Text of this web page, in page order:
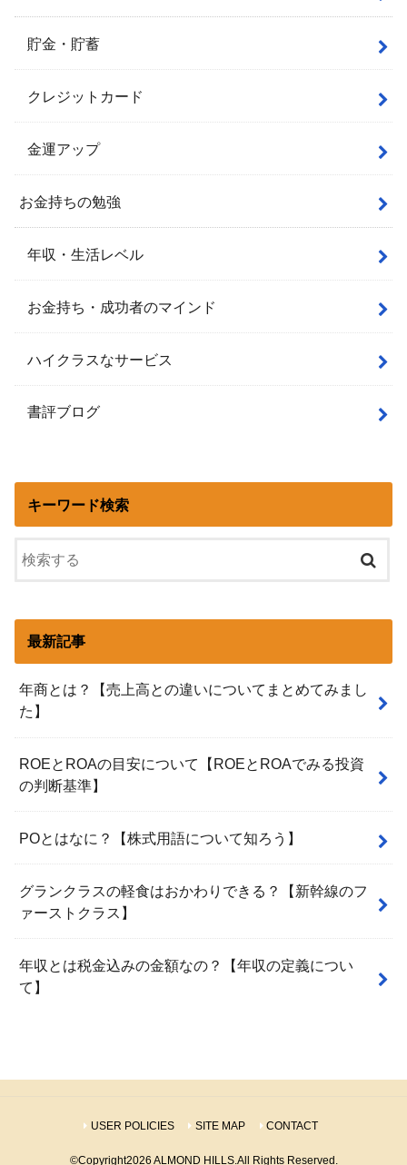
貯金・貯蓄
クレジットカード
金運アップ
お金持ちの勉強
年収・生活レベル
お金持ち・成功者のマインド
ハイクラスなサービス
書評ブログ
キーワード検索
最新記事
年商とは？【売上高との違いについてまとめてみまし
た】
ROEとROAの目安について【ROEとROAでみる投資
の判断基準】
POとはなに？【株式用語について知ろう】
グランクラスの軽食はおかわりできる？【新幹線のフ
ァーストクラス】
年収とは税金込みの金額なの？【年収の定義につい
て】
USER POLICIES SITE MAP CONTACT
©Copyright2026 ALMOND HILLS.All Rights Reserved.